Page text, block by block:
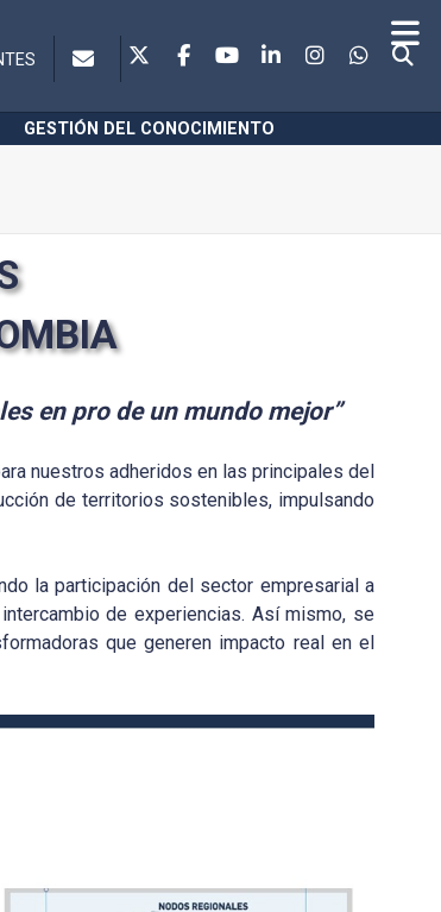
GESTIÓN DEL CONOCIMIENTO
en pro de un mundo mejor”
nuestros adheridos en las principales del
de territorios sostenibles, impulsando
la participación del sector empresarial a
de experiencias. Así mismo, se
que generen impacto real en el